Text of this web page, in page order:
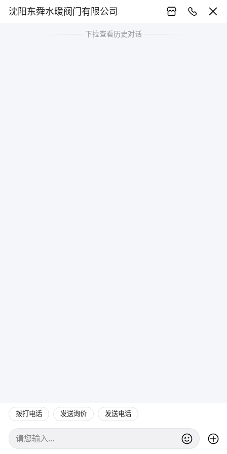
沈阳东舜水暖阀门有限公司
下拉查看历史对话
拨打电话 发送询价 发送电话